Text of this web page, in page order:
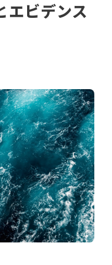
エビデンス